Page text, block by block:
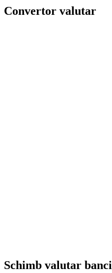
Convertor valutar
Schimb valutar banci